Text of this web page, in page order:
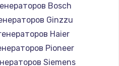
ошибок
руб.
Bosch
Ginzzu
Haier
Pioneer
Siemens